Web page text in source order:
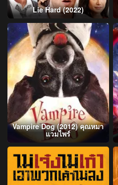
Lie Hard (2022)
Vampire Dog (2012) คุณหมา
แวมไพร์